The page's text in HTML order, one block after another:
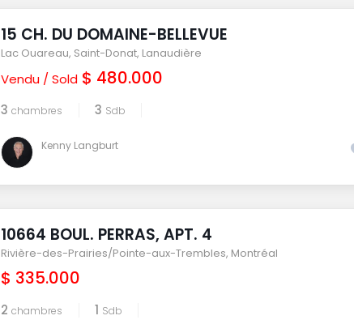
15 CH. DU DOMAINE-BELLEVUE
Lac Ouareau, Saint-Donat, Lanaudière
Vendu / Sold $ 480.000
3 chambres 3 Sdb
Kenny Langburt
10664 BOUL. PERRAS, APT. 4
Rivière-des-Prairies/Pointe-aux-Trembles, Montréal
$ 335.000
2 chambres 1 Sdb